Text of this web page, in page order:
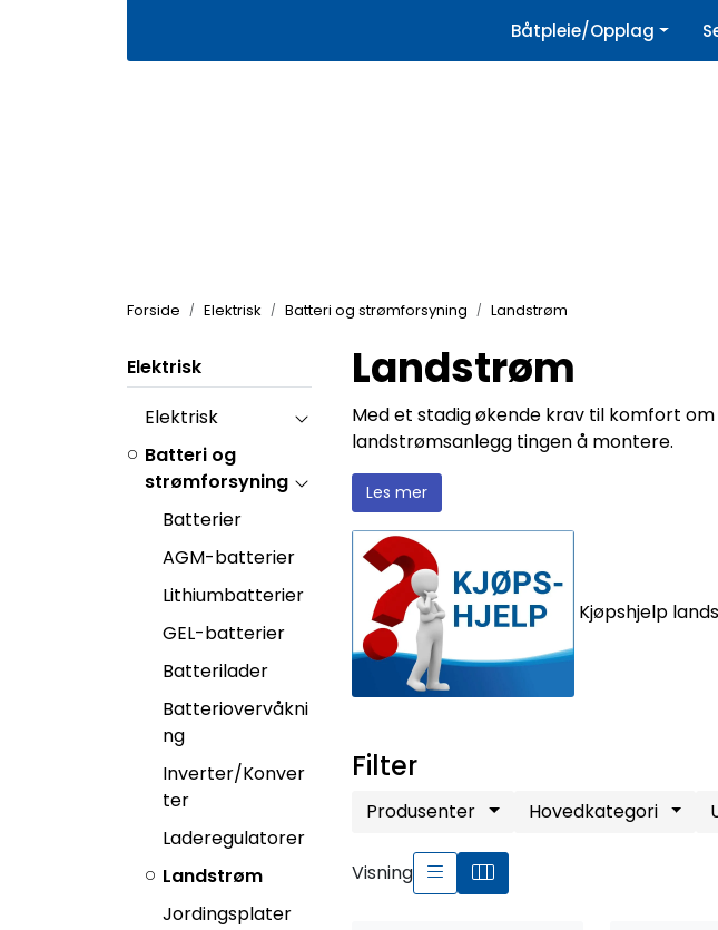
Kjøpshjelp |
Båtpleie/Opplag
Forside Elektrisk Batteri og strømforsyning Landstrøm
Elektrisk
Elektrisk
Batteri og
strømforsyning
Batterier
AGM-batterier
Lithiumbatterier
GEL-batterier
Batterilader
Batteriovervåkni
ng
Inverter/Konver
ter
Laderegulatorer
Landstrøm
Jordingsplater
Landstrøm
Med et stadig økende krav til komfort
landstrømsanlegg tingen å montere.
Les mer
Kjøpshjelp
Filter
Produsenter Hovedkategori
Visning